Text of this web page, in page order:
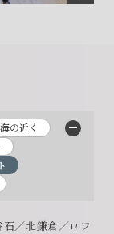
海の近く
／北鎌倉／ロフ